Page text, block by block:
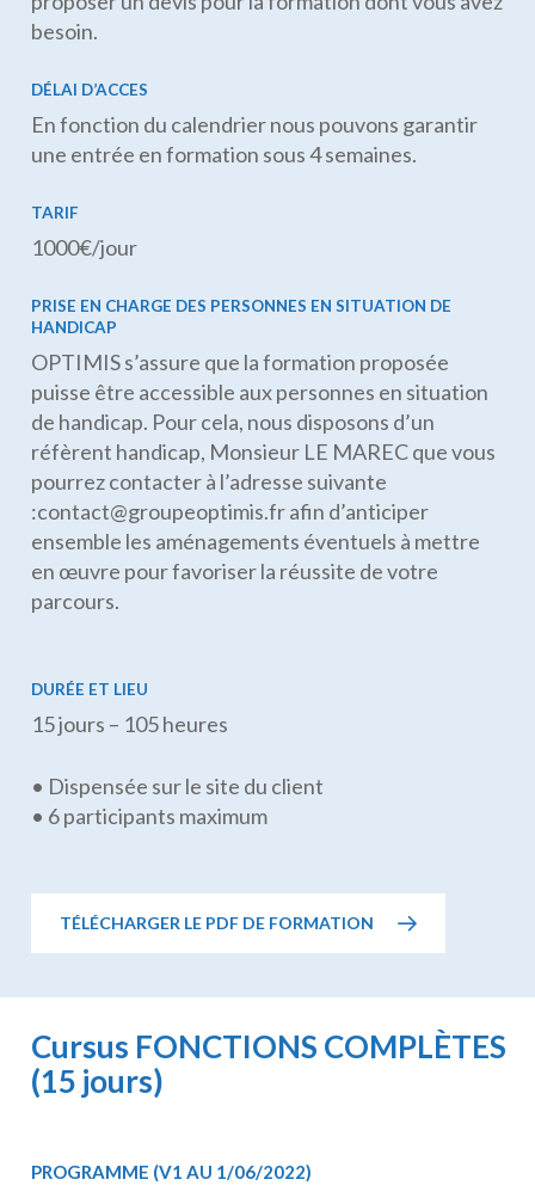
besoin.
DÉLAI D’ACCES
En fonction du calendrier nous pouvons garantir
une entrée en formation sous 4 semaines.
TARIF
1000€/jour
PRISE EN CHARGE DES PERSONNES EN SITUATION DE
HANDICAP
OPTIMIS s’assure que la formation proposée
puisse être accessible aux personnes en situation
de handicap. Pour cela, nous disposons d’un
réfèrent handicap, Monsieur LE MAREC que vous
pourrez contacter à l’adresse suivante
:contact@groupeoptimis.fr afin d’anticiper
ensemble les aménagements éventuels à mettre
en œuvre pour favoriser la réussite de votre
parcours.
DURÉE ET LIEU
15 jours – 105 heures
• Dispensée sur le site du client
• 6 participants maximum
TÉLÉCHARGER LE PDF DE FORMATION
Cursus FONCTIONS COMPLÈTES
(15 jours)
PROGRAMME (V1 AU 1/06/2022)